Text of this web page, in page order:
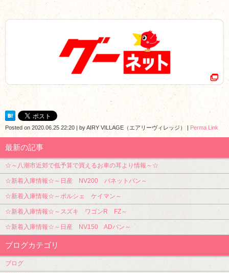
Posted on 2020.06.25 22:20 | byAIRY VILLAGE（エアリーヴィレッジ） | Perma Link
最新の記事
☆～八潮市近郊で低予算で買えるお車の耳より情報～☆
☆新着入庫情報☆～日産 NV200 バネットバン～
☆新着入庫情報☆～ポルシェ ケイマン～
☆新着入庫情報☆～スズキ ワゴンR FZ～
☆新着入庫情報☆～日産 NV150 ADバン～
ブログカテゴリ
ブログ